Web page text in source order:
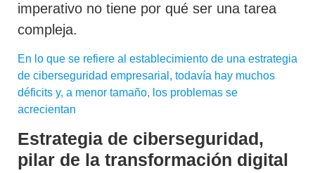
imperativo no tiene por qué ser una tarea
compleja.
En lo que se refiere al establecimiento de una estrategia
de ciberseguridad empresarial, todavía hay muchos
déficits y, a menor tamaño, los problemas se
acrecientan
Estrategia de ciberseguridad,
pilar de la transformación digital